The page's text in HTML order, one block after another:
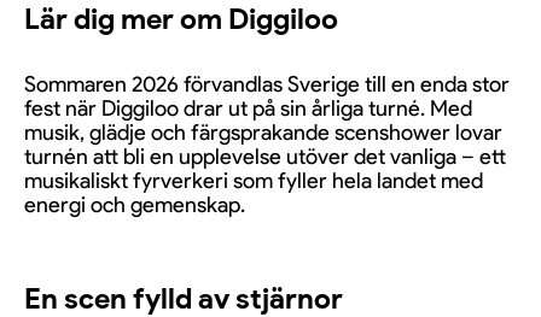
Lär dig mer om Diggiloo
Sommaren 2026 förvandlas Sverige till en enda stor
fest när Diggiloo drar ut på sin årliga turné. Med
musik, glädje och färgsprakande scenshower lovar
turnén att bli en upplevelse utöver det vanliga – ett
musikaliskt fyrverkeri som fyller hela landet med
energi och gemenskap.
En scen fylld av stjärnor